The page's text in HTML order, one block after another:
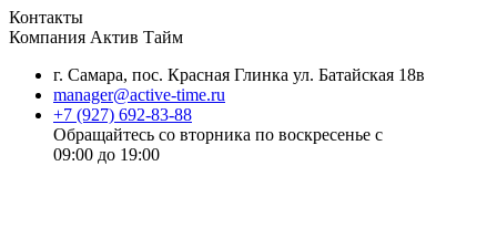
Контакты
Компания Актив Тайм
г. Самара, пос. Красная Глинка ул. Батайская 18в
manager@active-time.ru
+7 (927) 692-83-88
Обращайтесь со вторника по воскресенье с
09:00 до 19:00